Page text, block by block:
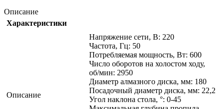
Описание
Характеристики
Описание
Напряжение сети, В: 220
Частота, Гц: 50
Потребляемая мощность, Вт: 600
Число оборотов на холостом ходу,
об/мин: 2950
Диаметр алмазного диска, мм: 180
Посадочный диаметр диска, мм: 22,2
Угол наклона стола, °: 0-45